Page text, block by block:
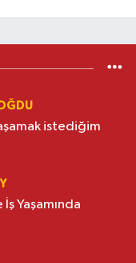
istediğim
Yaşamında